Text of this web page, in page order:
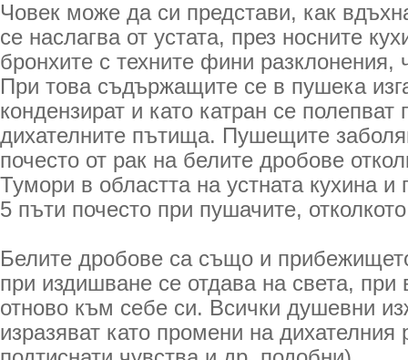
Човек може да си представи, как
се наслагва от устата, през носните
бронхите с техните фини разклонения,
При това съдържащите се в пушека
кондензират и като катран се полепват
дихателните пътища. Пушещите
по­често от рак на белите дробове
Тумори в областта на устната кухина и
5 пъти по­често при пушачите,
Белите дробове са също и
при издишване се отдава на света,
отново към себе си. Всички душевни
изразяват като промени на